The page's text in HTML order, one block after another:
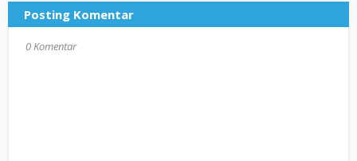
Posting Komentar
0 Komentar